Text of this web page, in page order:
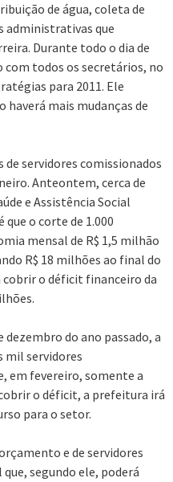
de água, coleta de
administrativas que
Durante todo o dia de
todos os secretários, no
para 2011. Ele
haverá mais mudanças de
de servidores comissionados
Anteontem, cerca de
e Assistência Social
o corte de 1.000
mensal de R$ 1,5 milhão
R$ 18 milhões ao final do
cobrir o déficit financeiro da
do ano passado, a
mil servidores
em fevereiro, somente a
o déficit, a prefeitura irá
para o setor.
e de servidores
segundo ele, poderá